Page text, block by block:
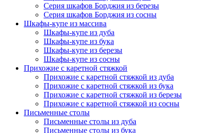
Серия шкафов Борджия из березы
Серия шкафов Борджия из сосны
Шкафы-купе из массива
Шкафы-купе из дуба
Шкафы-купе из бука
Шкафы-купе из березы
Шкафы-купе из сосны
Прихожие с каретной стяжкой
Прихожие с каретной стяжкой из дуба
Прихожие с каретной стяжкой из бука
Прихожие с каретной стяжкой из березы
Прихожие с каретной стяжкой из сосны
Письменные столы
Письменные столы из дуба
Письменные столы из бука